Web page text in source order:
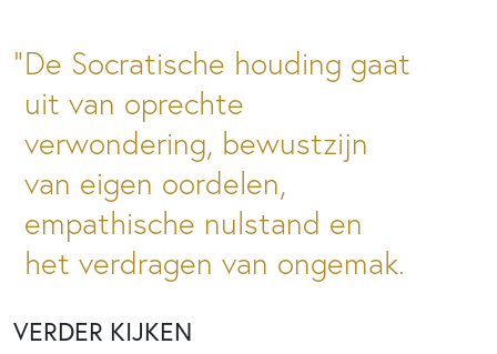
De Socratische houding gaat
uit van oprechte
verwondering, bewustzijn
van eigen oordelen,
empathische nulstand en
het verdragen van ongemak.
VERDER KIJKEN